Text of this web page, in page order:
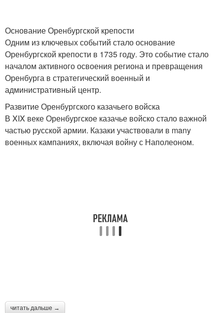
Основание Оренбургской крепости
Одним из ключевых событий стало основание
Оренбургской крепости в 1735 году. Это событие стало
началом активного освоения региона и превращения
Оренбурга в стратегический военный и
административный центр.
Развитие Оренбургского казачьего войска
В XIX веке Оренбургское казачье войско стало важной
частью русской армии. Казаки участвовали в many
военных кампаниях, включая войну с Наполеоном.
читать дальше →